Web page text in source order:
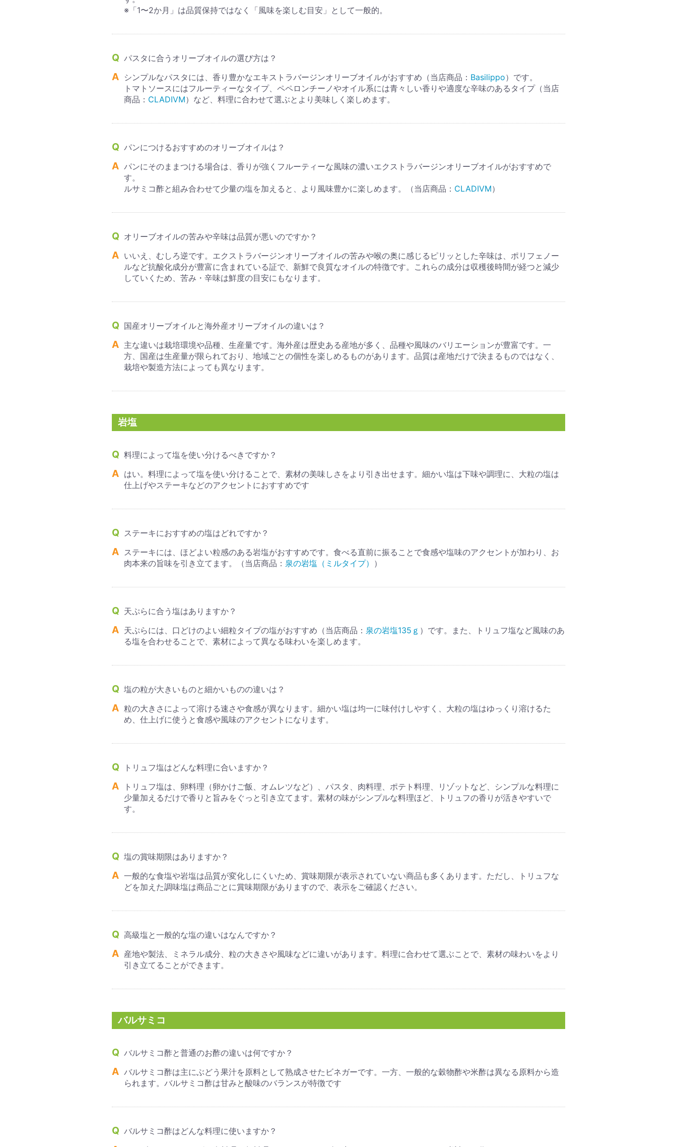
※「1〜2か月」は品質保持ではなく「風味を楽しむ目安」として一般的。
パスタに合うオリーブオイルの選び方は？
シンプルなパスタには、香り豊かなエキストラバージンオリーブオイルがおすすめ（当店商品： Basilippo）です。
トマトソースにはフルーティーなタイプ、ペペロンチーノやオイル系には青々しい香りや適度な辛味のあるタイプ（当店
商品： CLADIVM）など、料理に合わせて選ぶとより美味しく楽しめます。
パンにつけるおすすめのオリーブオイルは？
パンにそのままつける場合は、香りが強くフルーティーな風味の濃いエクストラバージンオリーブオイルがおすすめで
す。
ルサミコ酢と組み合わせて少量の塩を加えると、より風味豊かに楽しめます。（当店商品： CLADIVM）
オリーブオイルの苦みや辛味は品質が悪いのですか？
いいえ、むしろ逆です。エクストラバージンオリーブオイルの苦みや喉の奥に感じるピリッとした辛味は、ポリフェノー
ルなど抗酸化成分が豊富に含まれている証で、新鮮で良質なオイルの特徴です。これらの成分は収穫後時間が経つと減少
していくため、苦み・辛味は鮮度の目安にもなります。
国産オリーブオイルと海外産オリーブオイルの違いは？
主な違いは栽培環境や品種、生産量です。海外産は歴史ある産地が多く、品種や風味のバリエーションが豊富です。一
方、国産は生産量が限られており、地域ごとの個性を楽しめるものがあります。品質は産地だけで決まるものではなく、
栽培や製造方法によっても異なります。
岩塩
料理によって塩を使い分けるべきですか？
はい。料理によって塩を使い分けることで、素材の美味しさをより引き出せます。細かい塩は下味や調理に、大粒の塩は
仕上げやステーキなどのアクセントにおすすめです
ステーキにおすすめの塩はどれですか？
ステーキには、ほどよい粒感のある岩塩がおすすめです。食べる直前に振ることで食感や塩味のアクセントが加わり、お
肉本来の旨味を引き立てます。（当店商品： 泉の岩塩（ミルタイプ） ）
天ぷらに合う塩はありますか？
天ぷらには、口どけのよい細粒タイプの塩がおすすめ（当店商品： 泉の岩塩135ｇ ）です。また、トリュフ塩など風味のあ
る塩を合わせることで、素材によって異なる味わいを楽しめます。
塩の粒が大きいものと細かいものの違いは？
粒の大きさによって溶ける速さや食感が異なります。細かい塩は均一に味付けしやすく、大粒の塩はゆっくり溶けるた
め、仕上げに使うと食感や風味のアクセントになります。
トリュフ塩はどんな料理に合いますか？
トリュフ塩は、卵料理（卵かけご飯、オムレツなど）、パスタ、肉料理、ポテト料理、リゾットなど、シンプルな料理に
少量加えるだけで香りと旨みをぐっと引き立てます。素材の味がシンプルな料理ほど、トリュフの香りが活きやすいで
す。
塩の賞味期限はありますか？
一般的な食塩や岩塩は品質が変化しにくいため、賞味期限が表示されていない商品も多くあります。ただし、トリュフな
どを加えた調味塩は商品ごとに賞味期限がありますので、表示をご確認ください。
高級塩と一般的な塩の違いはなんですか？
産地や製法、ミネラル成分、粒の大きさや風味などに違いがあります。料理に合わせて選ぶことで、素材の味わいをより
引き立てることができます。
バルサミコ
バルサミコ酢と普通のお酢の違いは何ですか？
バルサミコ酢は主にぶどう果汁を原料として熟成させたビネガーです。一方、一般的な穀物酢や米酢は異なる原料から造
られます。バルサミコ酢は甘みと酸味のバランスが特徴です
バルサミコ酢はどんな料理に使いますか？